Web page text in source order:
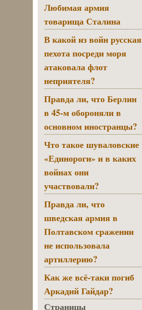
Любимая армия
товарища Сталина
В какой из войн русская
пехота посреди моря
атаковала флот
неприятеля?
Правда ли, что Берлин
в 45-м обороняли в
основном иностранцы?
Что такое шуваловские
«Единороги» и в каких
войнах они
участвовали?
Правда ли, что
шведская армия в
Полтавском сражении
не использовала
артиллерию?
Как же всё-таки погиб
Аркадий Гайдар?
Страницы